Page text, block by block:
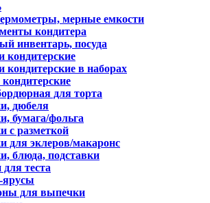
мерные емкости
кондитера
инвентарь, посуда
кондитерские
кондитерские в наборах
для торта
дюбеля
бумага/фольга
с разметкой
для эклеров/макаронс
блюда, подставки
теста
для выпечки